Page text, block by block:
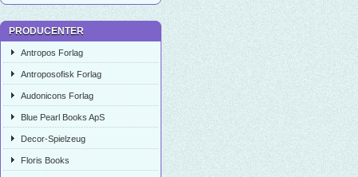
PRODUCENTER
Antropos Forlag
Antroposofisk Forlag
Audonicons Forlag
Blue Pearl Books ApS
Decor-Spielzeug
Floris Books